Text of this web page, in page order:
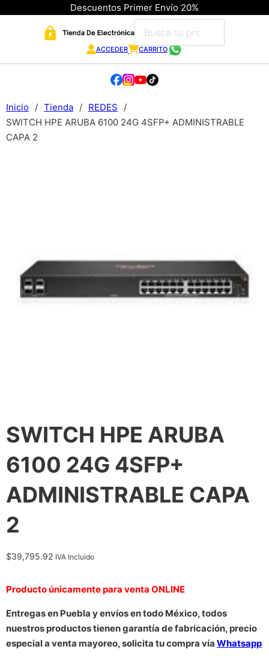
Descuentos Primer Envío 20%
ACCEDER CARRITO
Inicio / Tienda / REDES
/
SWITCH HPE ARUBA 6100 24G 4SFP+ ADMINISTRABLE
CAPA 2
SWITCH HPE ARUBA
6100 24G 4SFP+
ADMINISTRABLE CAPA
2
$39,795.92 IVA Incluido
Producto únicamente para venta ONLINE
Entregas en Puebla y envíos en todo México, todos
nuestros productos tienen garantía de fabricación, precio
especial a venta mayoreo, solicita tu compra vía Whatsapp